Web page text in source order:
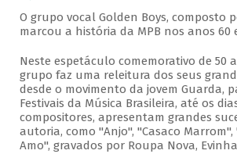
O grupo vocal Golden Boys, composto
marcou a história da MPB nos anos 60
Neste espetáculo comemorativo de 50
grupo faz uma releitura dos seus
desde o movimento da jovem Guarda,
Festivais da Música Brasileira, até os
compositores, apresentam grandes
autoria, como "Anjo", "Casaco Marrom",
Amo", gravados por Roupa Nova,